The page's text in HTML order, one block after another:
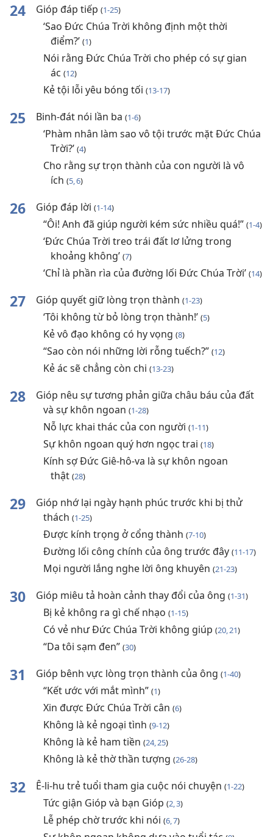
24 Gióp đáp tiếp (1-25)
‘Sao Đức Chúa Trời không định một thời
điểm?’ (1)
Nói rằng Đức Chúa Trời cho phép có sự gian
ác (12)
Kẻ tội lỗi yêu bóng tối (13-17)
25 Binh-đát nói lần ba (1-6)
‘Phàm nhân làm sao vô tội trước mặt Đức Chúa
Trời?’ (4)
Cho rằng sự trọn thành của con người là vô
ích (5, 6)
26 Gióp đáp lời (1-14)
“Ôi! Anh đã giúp người kém sức nhiều quá!” (1-4)
‘Đức Chúa Trời treo trái đất lơ lửng trong
khoảng không’ (7)
‘Chỉ là phần rìa của đường lối Đức Chúa Trời’ (14)
27 Gióp quyết giữ lòng trọn thành (1-23)
‘Tôi không từ bỏ lòng trọn thành!’ (5)
Kẻ vô đạo không có hy vọng (8)
“Sao còn nói những lời rỗng tuếch?” (12)
Kẻ ác sẽ chẳng còn chi (13-23)
28
Gióp nêu sự tương phản giữa châu báu của đất
và sự khôn ngoan (1-28)
Nỗ lực khai thác của con người (1-11)
Sự khôn ngoan quý hơn ngọc trai (18)
Kính sợ Đức Giê-hô-va là sự khôn ngoan
thật (28)
29
Gióp nhớ lại ngày hạnh phúc trước khi bị thử
thách (1-25)
Được kính trọng ở cổng thành (7-10)
Đường lối công chính của ông trước đây (11-17)
Mọi người lắng nghe lời ông khuyên (21-23)
30 Gióp miêu tả hoàn cảnh thay đổi của ông (1-31)
Bị kẻ không ra gì chế nhạo (1-15)
Có vẻ như Đức Chúa Trời không giúp (20, 21)
“Da tôi sạm đen” (30)
31 Gióp bênh vực lòng trọn thành của ông (1-40)
“Kết ước với mắt mình” (1)
Xin được Đức Chúa Trời cân (6)
Không là kẻ ngoại tình (9-12)
Không là kẻ ham tiền (24, 25)
Không là kẻ thờ thần tượng (26-28)
32 Ê-li-hu trẻ tuổi tham gia cuộc nói chuyện (1-22)
Tức giận Gióp và bạn Gióp (2, 3)
Lễ phép chờ trước khi nói (6, 7)